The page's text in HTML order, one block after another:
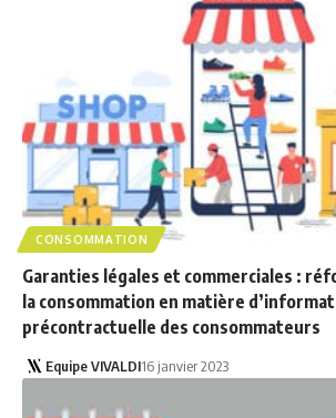
CONSOMMATION
Garanties légales et commerciales :
la consommation en matière
précontractuelle des consommateurs
Equipe VIVALDI16 janvier 2023